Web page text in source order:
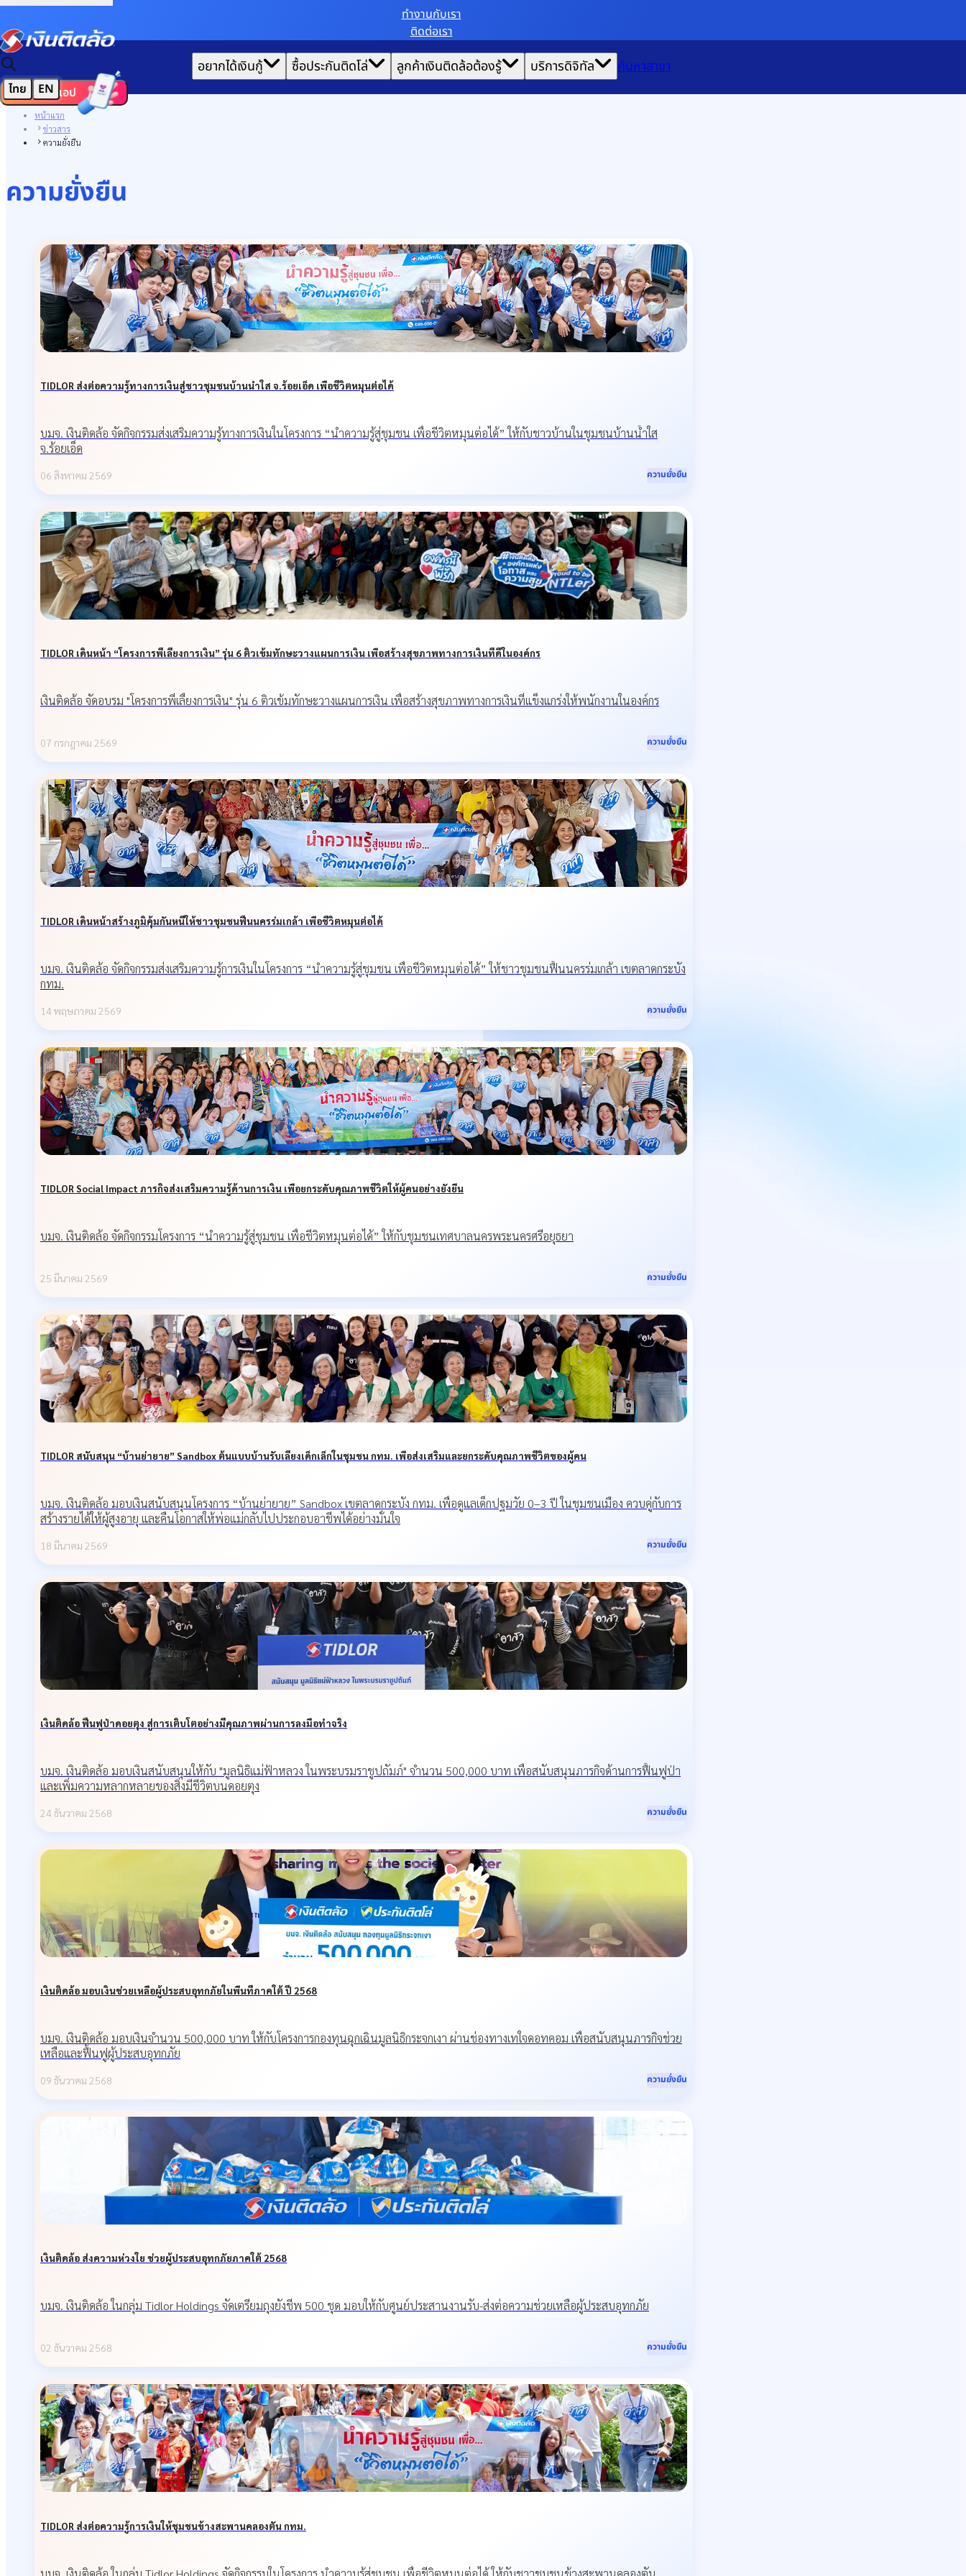
ทํางานกับเรา
ติดต่อเรา
|
ไทย EN
อยากได้เงินกู้ ซื้อประกันติดโล่ ลูกค้าเงินติดล้อต้องรู้ บริการดิจิทัล ค้นหาสาขา
ดาวน์โหลดแอป
หน้าแรก
ข่าวสาร
ความยั่งยืน
ความยั่งยืน
TIDLOR ส่งต่อความรู้ทางการเงินสู่ชาวชุมชนบ้านน้ำใส จ.ร้อยเอ็ด เพื่อชีวิตหมุนต่อได้
บมจ. เงินติดล้อ จัดกิจกรรมส่งเสริมความรู้ทางการเงินในโครงการ “นำความรู้สู่ชุมชน เพื่อชีวิตหมุนต่อได้” ให้กับชาวบ้านในชุมชนบ้านน้ำใส
จ.ร้อยเอ็ด
06 สิงหาคม 2569 ความยั่งยืน
TIDLOR เดินหน้า “โครงการพี่เลี้ยงการเงิน” รุ่น 6 ติวเข้มทักษะวางแผนการเงิน เพื่อสร้างสุขภาพทางการเงินที่ดีในองค์กร
เงินติดล้อ จัดอบรม "โครงการพี่เลี้ยงการเงิน" รุ่น 6 ติวเข้มทักษะวางแผนการเงิน เพื่อสร้างสุขภาพทางการเงินที่แข็งแกร่งให้พนักงานในองค์กร
07 กรกฎาคม 2569 ความยั่งยืน
TIDLOR เดินหน้าสร้างภูมิคุ้มกันหนี้ให้ชาวชุมชนฟื้นนครร่มเกล้า เพื่อชีวิตหมุนต่อได้
บมจ. เงินติดล้อ จัดกิจกรรมส่งเสริมความรู้การเงินในโครงการ “นำความรู้สู่ชุมชน เพื่อชีวิตหมุนต่อได้” ให้ชาวชุมชนฟื้นนครร่มเกล้า เขตลาดกระบัง
กทม.
14 พฤษภาคม 2569 ความยั่งยืน
TIDLOR Social Impact ภารกิจส่งเสริมความรู้ด้านการเงิน เพื่อยกระดับคุณภาพชีวิตให้ผู้คนอย่างยั่งยืน
บมจ. เงินติดล้อ จัดกิจกรรมโครงการ “นำความรู้สู่ชุมชน เพื่อชีวิตหมุนต่อได้” ให้กับชุมชนเทศบาลนครพระนครศรีอยุธยา
25 มีนาคม 2569 ความยั่งยืน
TIDLOR สนับสนุน “บ้านย่ายาย” Sandbox ต้นแบบบ้านรับเลี้ยงเด็กเล็กในชุมชน กทม. เพื่อส่งเสริมและยกระดับคุณภาพชีวิตของผู้คน
บมจ. เงินติดล้อ มอบเงินสนับสนุนโครงการ “บ้านย่ายาย” Sandbox เขตลาดกระบัง กทม. เพื่อดูแลเด็กปฐมวัย 0–3 ปี ในชุมชนเมือง ควบคู่กับการ
สร้างรายได้ให้ผู้สูงอายุ และคืนโอกาสให้พ่อแม่กลับไปประกอบอาชีพได้อย่างมั่นใจ
18 มีนาคม 2569 ความยั่งยืน
เงินติดล้อ ฟื้นฟูป่าดอยตุง สู่การเติบโตอย่างมีคุณภาพผ่านการลงมือทำจริง
บมจ. เงินติดล้อ มอบเงินสนับสนุนให้กับ "มูลนิธิแม่ฟ้าหลวง ในพระบรมราชูปถัมภ์" จำนวน 500,000 บาท เพื่อสนับสนุนภารกิจด้านการฟื้นฟูป่า
และเพิ่มความหลากหลายของสิ่งมีชีวิตบนดอยตุง
24 ธันวาคม 2568 ความยั่งยืน
เงินติดล้อ มอบเงินช่วยเหลือผู้ประสบอุทกภัยในพื้นที่ภาคใต้ ปี 2568
บมจ. เงินติดล้อ มอบเงินจำนวน 500,000 บาท ให้กับโครงการกองทุนฉุกเฉินมูลนิธิกระจกเงา ผ่านช่องทางเทใจดอทคอม เพื่อสนับสนุนภารกิจช่วย
เหลือและฟื้นฟูผู้ประสบอุทกภัย
09 ธันวาคม 2568 ความยั่งยืน
เงินติดล้อ ส่งความห่วงใย ช่วยผู้ประสบอุทกภัยภาคใต้ 2568
บมจ. เงินติดล้อ ในกลุ่ม Tidlor Holdings จัดเตรียมถุงยังชีพ 500 ชุด มอบให้กับศูนย์ประสานงานรับ-ส่งต่อความช่วยเหลือผู้ประสบอุทกภัย
02 ธันวาคม 2568 ความยั่งยืน
TIDLOR ส่งต่อความรู้การเงินให้ชุมชนข้างสะพานคลองตัน กทม.